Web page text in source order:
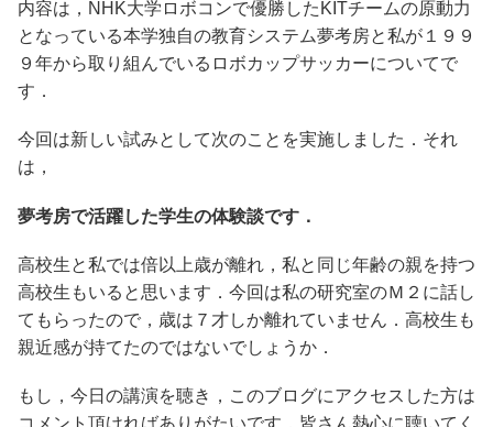
内容は，NHK大学ロボコンで優勝したKITチームの原動力
となっている本学独自の教育システム夢考房と私が１９９
９年から取り組んでいるロボカップサッカーについてで
す．
今回は新しい試みとして次のことを実施しました．それ
は，
夢考房で活躍した学生の体験談です．
高校生と私では倍以上歳が離れ，私と同じ年齢の親を持つ
高校生もいると思います．今回は私の研究室のＭ２に話し
てもらったので，歳は７才しか離れていません．高校生も
親近感が持てたのではないでしょうか．
もし，今日の講演を聴き，このブログにアクセスした方は
コメント頂ければありがたいです．皆さん熱心に聴いてく